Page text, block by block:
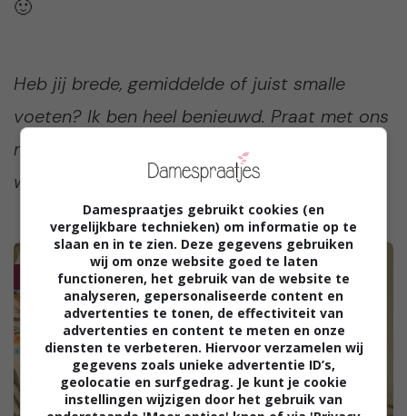
🙂
Heb jij brede, gemiddelde of juist smalle
voeten? Ik ben heel benieuwd. Praat met ons
mee in de reacties onder dit artikel. Vinden
we gezellig 🙂
Damespraatjes gebruikt cookies (en
vergelijkbare technieken) om informatie op te
slaan en in te zien. Deze gegevens gebruiken
wij om onze website goed te laten
functioneren, het gebruik van de website te
analyseren, gepersonaliseerde content en
advertenties te tonen, de effectiviteit van
advertenties en content te meten en onze
diensten te verbeteren. Hiervoor verzamelen wij
gegevens zoals unieke advertentie ID’s,
geolocatie en surfgedrag. Je kunt je cookie
instellingen wijzigen door het gebruik van